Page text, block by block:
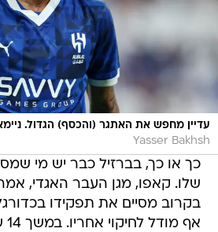
עדיין מחפש את האתגר (והכסף) הגדול.
Yasser Bakhsh
כך או כך, בברזיל כבר יש מי
שלו. קאפו, מגן העבר האגדי,
בקרוב מסיים את תפקידו בכדורגל